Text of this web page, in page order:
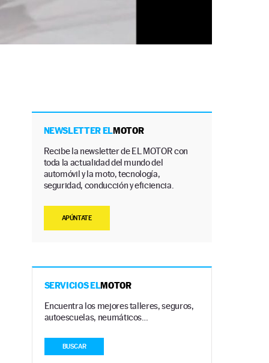
NEWSLETTER ELMOTOR
Recibe la newsletter de EL MOTOR con
toda la actualidad del mundo del
automóvil y la moto, tecnología,
seguridad, conducción y eficiencia.
APÚNTATE
SERVICIOS ELMOTOR
Encuentra los mejores talleres, seguros,
autoescuelas, neumáticos…
BUSCAR